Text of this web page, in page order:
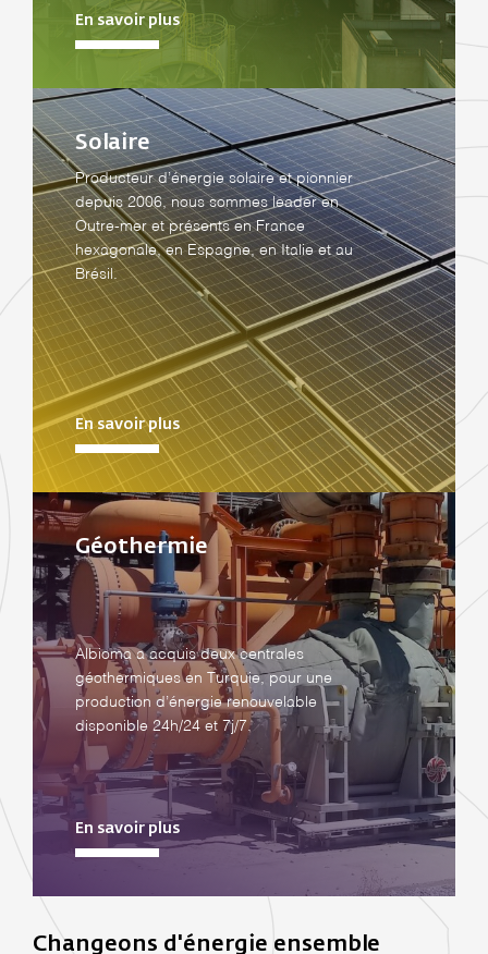
En savoir plus
Solaire
Producteur d’énergie solaire et pionnier
depuis 2006, nous sommes leader en
Outre-mer et présents en France
hexagonale, en Espagne, en Italie et au
Brésil.
En savoir plus
Géothermie
Albioma a acquis deux centrales
géothermiques en Turquie, pour une
production d’énergie renouvelable
disponible 24h/24 et 7j/7.
En savoir plus
Changeons d'énergie ensemble